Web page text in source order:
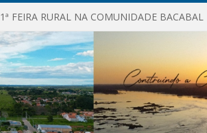
1ª FEIRA RURAL NA COMUNIDADE BACABAL